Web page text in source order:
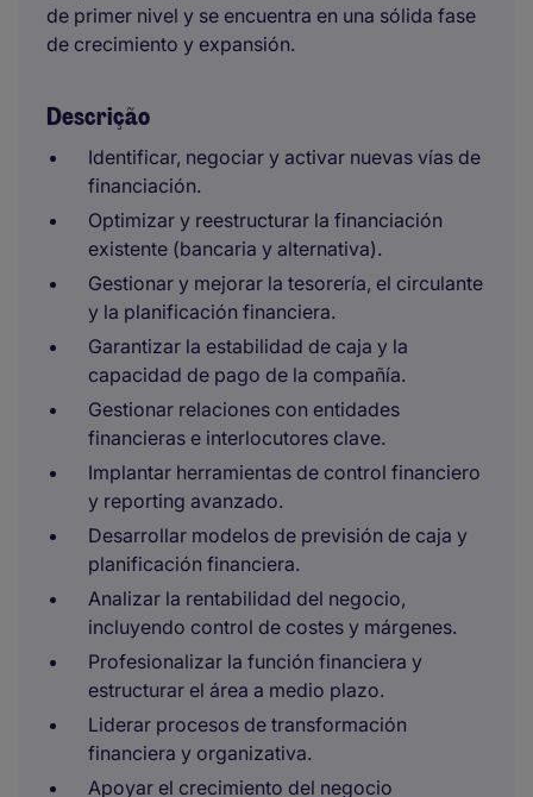
de primer nivel y se encuentra en una sólida fase
de crecimiento y expansión.
Descrição
Identificar, negociar y activar nuevas vías de
financiación.
Optimizar y reestructurar la financiación
existente (bancaria y alternativa).
Gestionar y mejorar la tesorería, el circulante
y la planificación financiera.
Garantizar la estabilidad de caja y la
capacidad de pago de la compañía.
Gestionar relaciones con entidades
financieras e interlocutores clave.
Implantar herramientas de control financiero
y reporting avanzado.
Desarrollar modelos de previsión de caja y
planificación financiera.
Analizar la rentabilidad del negocio,
incluyendo control de costes y márgenes.
Profesionalizar la función financiera y
estructurar el área a medio plazo.
Liderar procesos de transformación
financiera y organizativa.
Apoyar el crecimiento del negocio